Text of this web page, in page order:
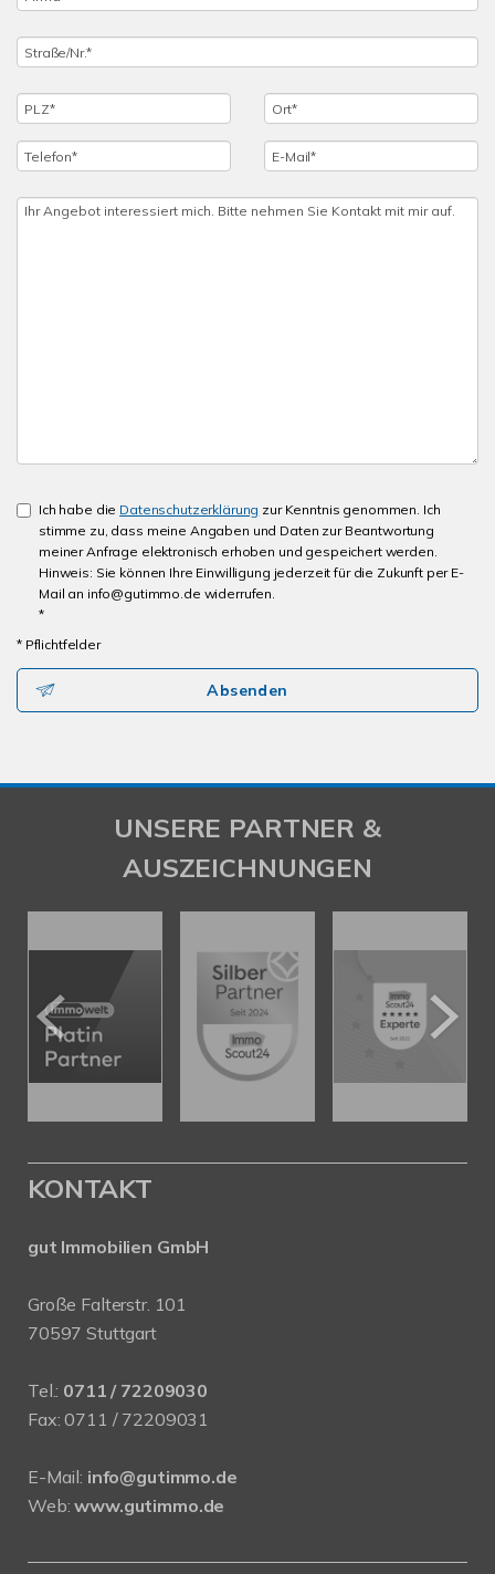
Ich habe die Datenschutzerklärung zur Kenntnis genommen. Ich
stimme zu, dass meine Angaben und Daten zur Beantwortung
meiner Anfrage elektronisch erhoben und gespeichert werden.
Hinweis: Sie können Ihre Einwilligung jederzeit für die Zukunft per E-
Mail an info@gutimmo.de widerrufen.
*
* Pflichtfelder
Absenden
UNSERE PARTNER &
AUSZEICHNUNGEN
KONTAKT
gut Immobilien GmbH
Große Falterstr. 101
70597 Stuttgart
Tel.: 0711 / 72209030
Fax: 0711 / 72209031
E-Mail: info@gutimmo.de
Web:www.gutimmo.de